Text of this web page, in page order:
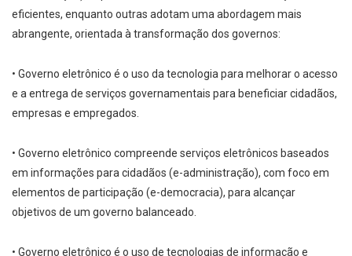
eficientes, enquanto outras adotam uma abordagem mais
abrangente, orientada à transformação dos governos:
• Governo eletrônico é o uso da tecnologia para melhorar o acesso
e a entrega de serviços governamentais para beneficiar cidadãos,
empresas e empregados.
• Governo eletrônico compreende serviços eletrônicos baseados
em informações para cidadãos (e­-administração), com foco em
elementos de participação (e-­democracia), para alcançar
objetivos de um governo balanceado.
• Governo eletrônico é o uso de tecnologias de informação e